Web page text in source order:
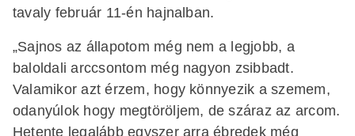
tavaly február 11-én hajnalban.
„Sajnos az állapotom még nem a legjobb, a
baloldali arccsontom még nagyon zsibbadt.
Valamikor azt érzem, hogy könnyezik a szemem,
odanyúlok hogy megtöröljem, de száraz az arcom.
Hetente legalább egyszer arra ébredek még